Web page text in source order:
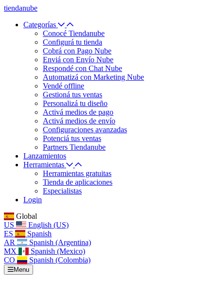
tiendanube
Categorías
Conocé Tiendanube
Configurá tu tienda
Cobrá con Pago Nube
Enviá con Envío Nube
Respondé con Chat Nube
Automatizá con Marketing Nube
Vendé offline
Gestioná tus ventas
Personalizá tu diseño
Activá medios de pago
Activá medios de envío
Configuraciones avanzadas
Potenciá tus ventas
Partners Tiendanube
Lanzamientos
Herramientas
Herramientas gratuitas
Tienda de aplicaciones
Especialistas
Login
Global
US
English (US)
ES
Spanish
AR
Spanish (Argentina)
MX
Spanish (Mexico)
CO
Spanish (Colombia)
Menu